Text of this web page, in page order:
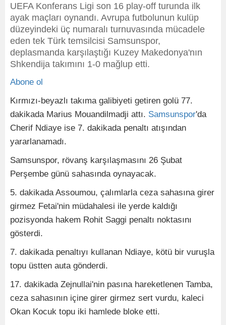
UEFA Konferans Ligi son 16 play-off turunda ilk
ayak maçları oynandı. Avrupa futbolunun kulüp
düzeyindeki üç numaralı turnuvasında mücadele
eden tek Türk temsilcisi Samsunspor,
deplasmanda karşılaştığı Kuzey Makedonya'nın
Shkendija takımını 1-0 mağlup etti.
Abone ol
Kırmızı-beyazlı takıma galibiyeti getiren golü 77.
dakikada Marius Mouandilmadji attı. Samsunspor'da
Cherif Ndiaye ise 7. dakikada penaltı atışından
yararlanamadı.
Samsunspor, rövanş karşılaşmasını 26 Şubat
Perşembe günü sahasında oynayacak.
5. dakikada Assoumou, çalımlarla ceza sahasına girer
girmez Fetai'nin müdahalesi ile yerde kaldığı
pozisyonda hakem Rohit Saggi penaltı noktasını
gösterdi.
7. dakikada penaltıyı kullanan Ndiaye, kötü bir vuruşla
topu üstten auta gönderdi.
17. dakikada Zejnullai'nin pasına hareketlenen Tamba,
ceza sahasının içine girer girmez sert vurdu, kaleci
Okan Kocuk topu iki hamlede bloke etti.